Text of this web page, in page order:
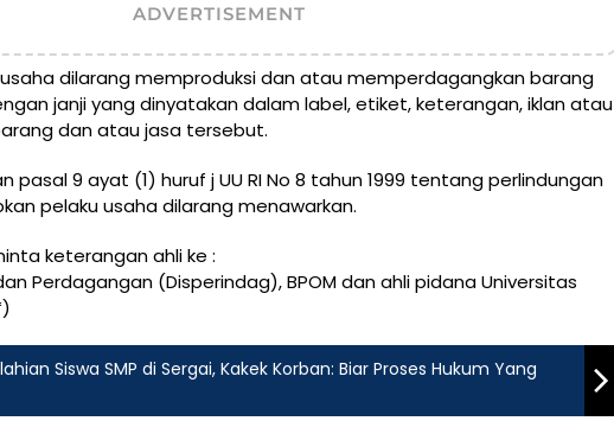
ADVERTISEMENT
dilarang memproduksi dan atau memperdagangkan barang
janji yang dinyatakan dalam label, etiket, keterangan, iklan atau
dan atau jasa tersebut.
pasal 9 ayat (1) huruf j UU RI No 8 tahun 1999 tentang perlindungan
pelaku usaha dilarang menawarkan.
keterangan ahli ke :
Perdagangan (Disperindag), BPOM dan ahli pidana Universitas
Siswa SMP di Sergai, Kakek Korban: Biar Proses Hukum Yang